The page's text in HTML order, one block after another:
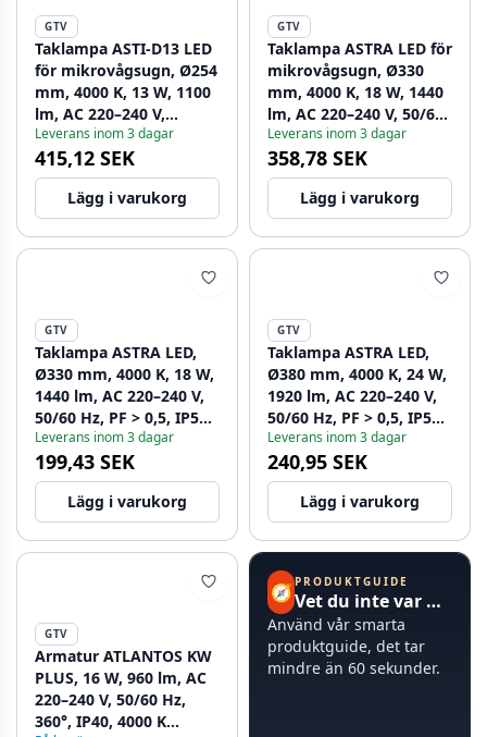
GTV
Taklampa ASTI-D13 LED
för mikrovågsugn, Ø254
mm, 4000 K, 13 W, 1100
lm, AC 220–240 V,
dimbar, PF > 0,5, IP44, 3
år 1208962632
Leverans inom 3 dagar
415,12 SEK
Lägg i varukorg
GTV
Taklampa ASTRA LED för
mikrovågsugn, Ø330
mm, 4000 K, 18 W, 1440
lm, AC 220–240 V, 50/60
Hz, PF > 0,5, IP54, 3 år
1208962634
Leverans inom 3 dagar
358,78 SEK
Lägg i varukorg
GTV
Taklampa ASTRA LED,
Ø330 mm, 4000 K, 18 W,
1440 lm, AC 220–240 V,
50/60 Hz, PF > 0,5, IP54,
3 år 1208962635
Leverans inom 3 dagar
199,43 SEK
Lägg i varukorg
GTV
Taklampa ASTRA LED,
Ø380 mm, 4000 K, 24 W,
1920 lm, AC 220–240 V,
50/60 Hz, PF > 0,5, IP54,
3 år 1208962636
Leverans inom 3 dagar
240,95 SEK
Lägg i varukorg
GTV
Armatur ATLANTOS KW
PLUS, 16 W, 960 lm, AC
220–240 V, 50/60 Hz,
360°, IP40, 4000 K
🧭 PRODUKTGUIDE
Vet du inte var du ska börja?
Använd vår smarta
produktguide, det tar
mindre än 60 sekunder.